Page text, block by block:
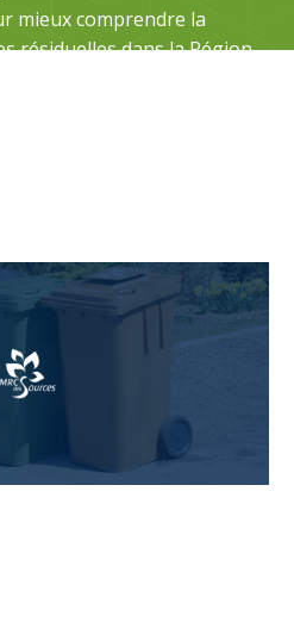
mieux comprendre la
résiduelles dans la Région